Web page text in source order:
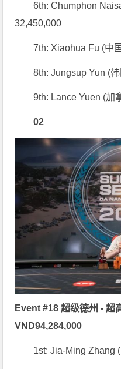
6th: Chumphon
32,450,000
7th: Xiaohua Fu (中
8th: Jungsup Yun (
9th: Lance Yuen (加
02
Event #18 超级德州 - 超
VND94,284,000
1st: Jia-Ming Zhang